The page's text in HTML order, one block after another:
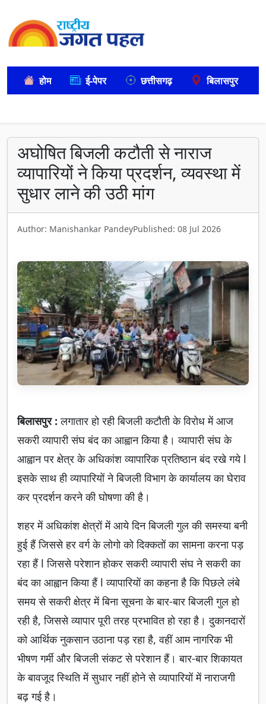
होम ई-पेपर छत्तीसगढ़ बिलासपुर
अघोषित बिजली कटौती से नाराज
व्यापारियों ने किया प्रदर्शन, व्यवस्था में
सुधार लाने की उठी मांग
Author: Manishankar PandeyPublished: 08 Jul 2026
बिलासपुर :लगातार हो रही बिजली कटौती के विरोध में आज
सकरी व्यापारी संघ बंद का आह्वान किया है। व्यापारी संघ के
आह्वान पर क्षेत्र के अधिकांश व्यापारिक प्रतिष्ठान बंद रखे गये l
इसके साथ ही व्यापारियों ने बिजली विभाग के कार्यालय का घेराव
कर प्रदर्शन करने की घोषणा की है।
शहर में अधिकांश क्षेत्रों में आये दिन बिजली गुल की समस्या बनी
हुई हैं जिससे हर वर्ग के लोगो को दिक्कतों का सामना करना पड़
रहा हैं l जिससे परेशान होकर सकरी व्यापारी संघ ने सकरी का
बंद का आह्वान किया हैं l व्यापारियों का कहना है कि पिछले लंबे
समय से सकरी क्षेत्र में बिना सूचना के बार-बार बिजली गुल हो
रही है, जिससे व्यापार पूरी तरह प्रभावित हो रहा है। दुकानदारों
को आर्थिक नुकसान उठाना पड़ रहा है, वहीं आम नागरिक भी
भीषण गर्मी और बिजली संकट से परेशान हैं। बार-बार शिकायत
के बावजूद स्थिति में सुधार नहीं होने से व्यापारियों में नाराजगी
बढ़ गई है।